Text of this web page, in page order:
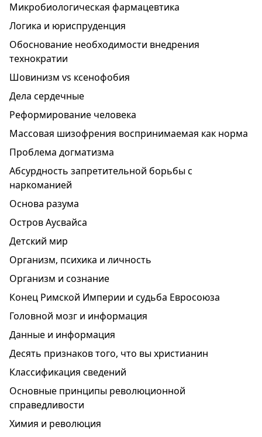
Микробиологическая фармацевтика
Логика и юриспруденция
Обоснование необходимости внедрения
технократии
Шовинизм vs ксенофобия
Дела сердечные
Реформирование человека
Массовая шизофрения воспринимаемая как норма
Проблема догматизма
Абсурдность запретительной борьбы с
наркоманией
Основа разума
Остров Аусвайса
Детский мир
Организм, психика и личность
Организм и сознание
Конец Римской Империи и судьба Евросоюза
Головной мозг и информация
Данные и информация
Десять признаков того, что вы христианин
Классификация сведений
Основные принципы революционной
справедливости
Химия и революция